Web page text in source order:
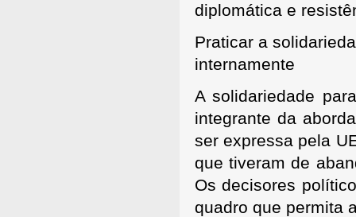
diplomática e
Praticar a
internamente
A solidariedade
integrante da
ser expressa pela
que tiveram de
Os decisores
quadro que permita